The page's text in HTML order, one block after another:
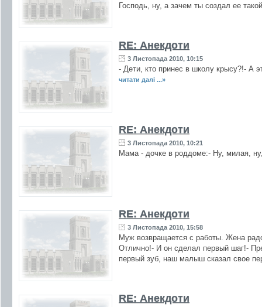
Господь, ну, а зачем ты создал ее
RE: Анекдоти
3 Листопада 2010, 10:15
- Дети, кто принес в школу крысу?!- А
читати далі ...»
RE: Анекдоти
3 Листопада 2010, 10:21
Мама - дочке в роддоме:- Ну, милая,
RE: Анекдоти
3 Листопада 2010, 15:58
Муж возвращается с работы. Жена
Отлично!- И он сделал первый шаг!-
первый зуб, наш малыш сказал свое
RE: Анекдоти